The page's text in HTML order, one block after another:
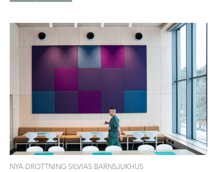
NYA DROTTNING SILVIAS BARNSJUKHUS